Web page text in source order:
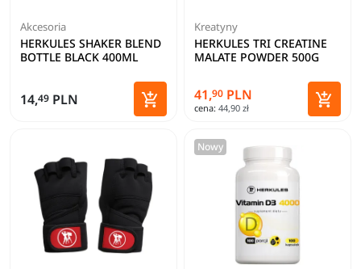
Akcesoria
HERKULES SHAKER BLEND
BOTTLE BLACK 400ML
14,49 PLN 
Dodaj do koszyka
Kreatyny
HERKULES TRI CREATINE
MALATE POWDER 500G
41,90 PLN
cena: 44,90 zł 
Dodaj
Nowy